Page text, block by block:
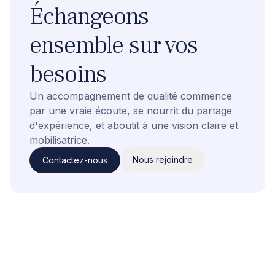
Échangeons
ensemble sur vos
besoins
Un accompagnement de qualité commence
par une vraie écoute, se nourrit du partage
d'expérience, et aboutit à une vision claire et
mobilisatrice.
Contactez-nous Nous rejoindre